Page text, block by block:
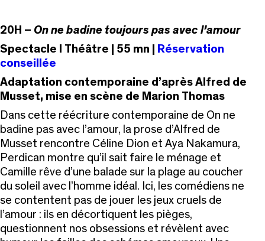
20H – On ne badine toujours pas avec l’amour
Spectacle I Théâtre | 55 mn |
Réservation
conseillée
Adaptation contemporaine d’après Alfred de
Musset, mise en scène de Marion Thomas
Dans cette réécriture contemporaine de On ne
badine pas avec l’amour, la prose d’Alfred de
Musset rencontre Céline Dion et Aya Nakamura,
Perdican montre qu’il sait faire le ménage et
Camille rêve d’une balade sur la plage au coucher
du soleil avec l’homme idéal. Ici, les comédiens ne
se contentent pas de jouer les jeux cruels de
l’amour : ils en décortiquent les pièges,
questionnent nos obsessions et révèlent avec